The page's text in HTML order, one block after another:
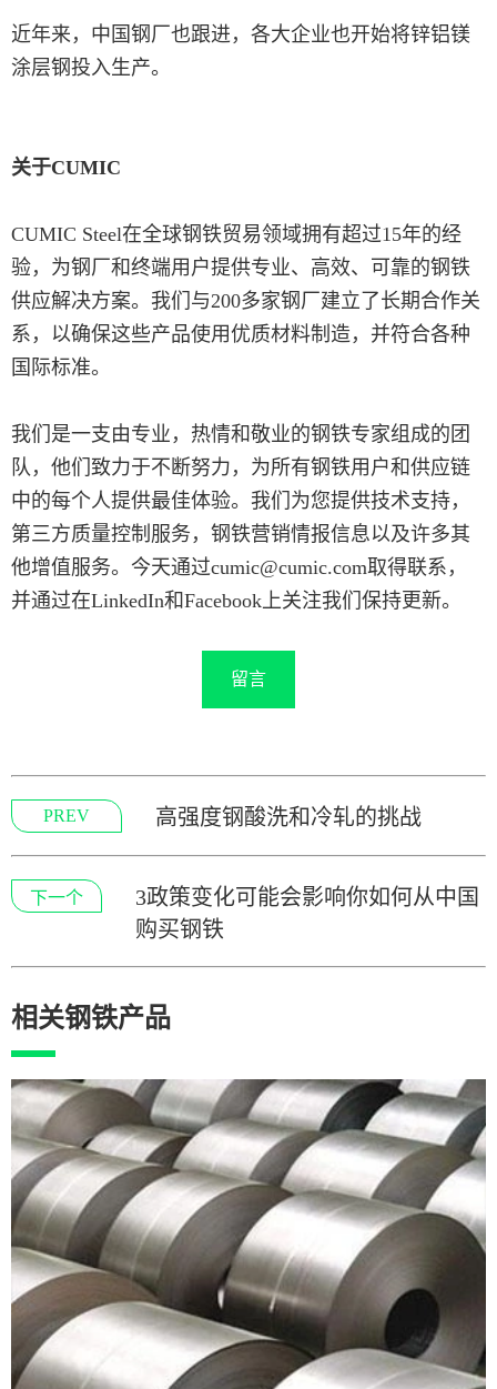
近年来，中国钢厂也跟进，各大企业也开始将锌铝镁
涂层钢投入生产。
关于CUMIC
CUMIC Steel在全球钢铁贸易领域拥有超过15年的经
验，为钢厂和终端用户提供专业、高效、可靠的钢铁
供应解决方案。我们与200多家钢厂建立了长期合作关
系，以确保这些产品使用优质材料制造，并符合各种
国际标准。
我们是一支由专业，热情和敬业的钢铁专家组成的团
队，他们致力于不断努力，为所有钢铁用户和供应链
中的每个人提供最佳体验。我们为您提供技术支持，
第三方质量控制服务，钢铁营销情报信息以及许多其
他增值服务。今天通过cumic@cumic.com取得联系，
并通过在LinkedIn和Facebook上关注我们保持更新。
留言
PREV 高强度钢酸洗和冷轧的挑战
下一个
3政策变化可能会影响你如何从中国
购买钢铁
相关钢铁产品